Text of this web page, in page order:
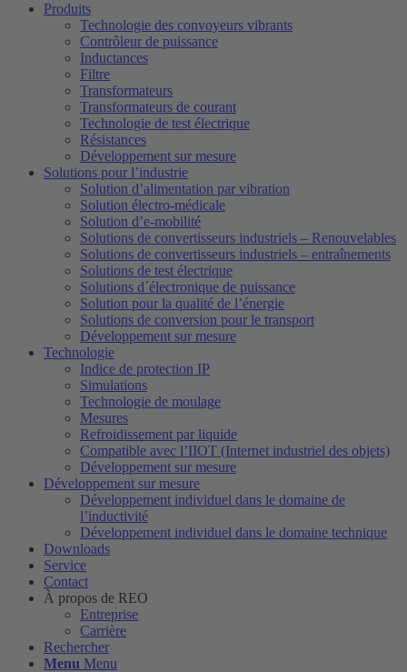
Produits
Technologie des convoyeurs vibrants
Contrôleur de puissance
Inductances
Filtre
Transformateurs
Transformateurs de courant
Technologie de test électrique
Résistances
Développement sur mesure
Solutions pour l’industrie
Solution d’alimentation par vibration
Solution électro-médicale
Solution d’e-mobilité
Solutions de convertisseurs industriels – Renouvelables
Solutions de convertisseurs industriels – entraînements
Solutions de test électrique
Solutions d´électronique de puissance
Solution pour la qualité de l’énergie
Solutions de conversion pour le transport
Développement sur mesure
Technologie
Indice de protection IP
Simulations
Technologie de moulage
Mesures
Refroidissement par liquide
Compatible avec l’IIOT (Internet industriel des objets)
Développement sur mesure
Développement sur mesure
Développement individuel dans le domaine de
l’inductivité
Développement individuel dans le domaine technique
Downloads
Service
Contact
À propos de REO
Entreprise
Carrière
Rechercher
Menu Menu